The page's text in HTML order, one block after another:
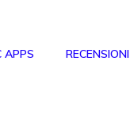
APPS RECENSIONI